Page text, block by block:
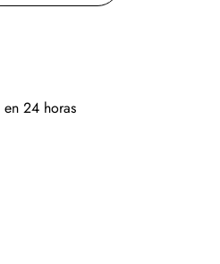
en 24 horas